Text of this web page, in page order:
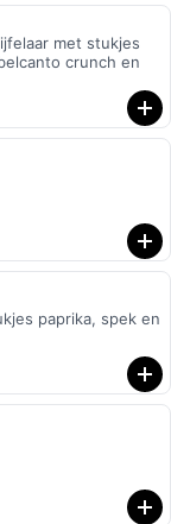
met stukjes
crunch en
paprika, spek en